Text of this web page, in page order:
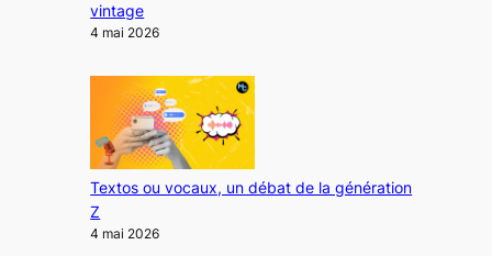
vintage
4 mai 2026
Textos ou vocaux, un débat de la génération
Z
4 mai 2026